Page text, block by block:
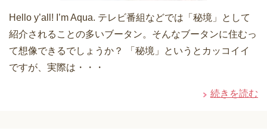
Hello y’all! I’m Aqua. テレビ番組などでは「秘境」として
紹介されることの多いブータン。そんなブータンに住むっ
て想像できるでしょうか？ 「秘境」というとカッコイイ
ですが、実際は・・・
続きを読む